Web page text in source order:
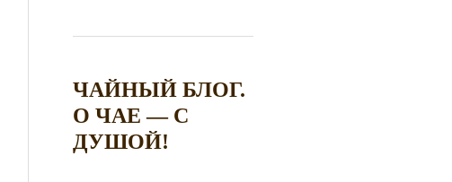
ЧАЙНЫЙ БЛОГ.
О ЧАЕ — С
ДУШОЙ!